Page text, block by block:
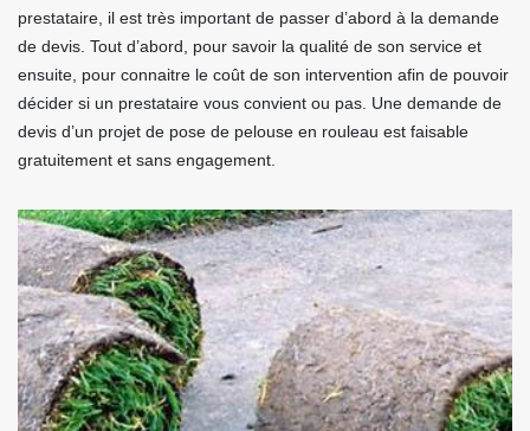
prestataire, il est très important de passer d’abord à la demande
de devis. Tout d’abord, pour savoir la qualité de son service et
ensuite, pour connaitre le coût de son intervention afin de pouvoir
décider si un prestataire vous convient ou pas. Une demande de
devis d’un projet de pose de pelouse en rouleau est faisable
gratuitement et sans engagement.